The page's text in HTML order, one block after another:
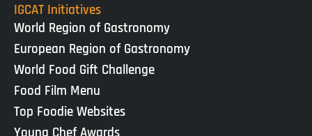
IGCAT Initiatives
World Region of Gastronomy
European Region of Gastronomy
World Food Gift Challenge
Food Film Menu
Top Foodie Websites